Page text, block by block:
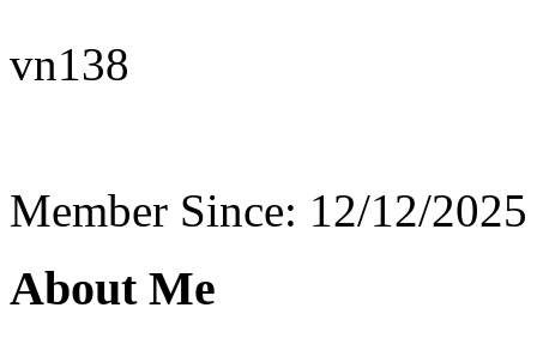
vn138
Member Since: 12/12/2025
About Me